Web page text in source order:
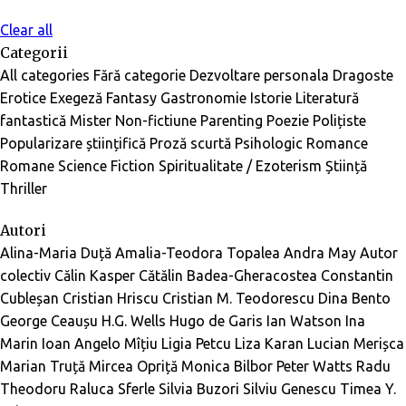
Clear all
Categorii
All categories Fără categorie Dezvoltare personala Dragoste
Erotice Exegeză Fantasy Gastronomie Istorie Literatură
fantastică Mister Non-fictiune Parenting Poezie Polițiste
Popularizare științifică Proză scurtă Psihologic Romance
Romane Science Fiction Spiritualitate / Ezoterism Știință
Thriller
Autori
Alina-Maria Duță Amalia-Teodora Topalea Andra May Autor
colectiv Călin Kasper Cătălin Badea-Gheracostea Constantin
Cubleșan Cristian Hriscu Cristian M. Teodorescu Dina Bento
George Ceaușu H.G. Wells Hugo de Garis Ian Watson Ina
Marin Ioan Angelo Mîțiu Ligia Petcu Liza Karan Lucian Merișca
Marian Truță Mircea Opriță Monica Bilbor Peter Watts Radu
Theodoru Raluca Sferle Silvia Buzori Silviu Genescu Timea Y.